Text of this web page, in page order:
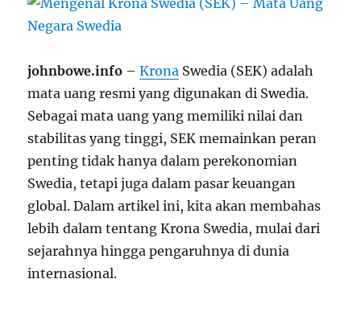
johnbowe.info –Krona Swedia (SEK) adalah
mata uang resmi yang digunakan di Swedia.
Sebagai mata uang yang memiliki nilai dan
stabilitas yang tinggi, SEK memainkan peran
penting tidak hanya dalam perekonomian
Swedia, tetapi juga dalam pasar keuangan
global. Dalam artikel ini, kita akan membahas
lebih dalam tentang Krona Swedia, mulai dari
sejarahnya hingga pengaruhnya di dunia
internasional.